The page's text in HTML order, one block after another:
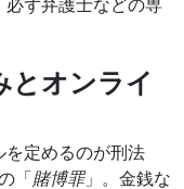
必ず弁護士などの専
とオンライ
を定めるのが刑法
「 賭博罪」。金銭な